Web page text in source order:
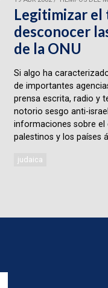
Legitimizar
desconocer
de la ONU
Si algo ha
de importantes
prensa escrita, radio y
notorio sesgo anti-
informaciones sobre
palestinos y los países
judaica